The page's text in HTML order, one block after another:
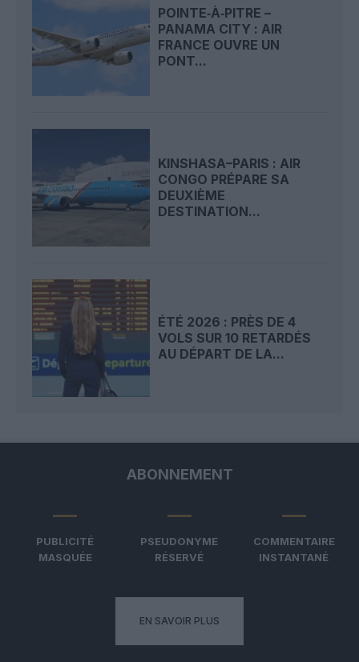
POINTE‑À‑PITRE –
PANAMA CITY : AIR
FRANCE OUVRE UN
PONT...
KINSHASA–PARIS : AIR
CONGO PRÉPARE SA
DEUXIÈME
DESTINATION...
ÉTÉ 2026 : PRÈS DE 4
VOLS SUR 10 RETARDÉS
AU DÉPART DE LA...
ABONNEMENT
PUBLICITÉ
MASQUÉE
PSEUDONYME
RÉSERVÉ
COMMENTAIRE
INSTANTANÉ
EN SAVOIR PLUS